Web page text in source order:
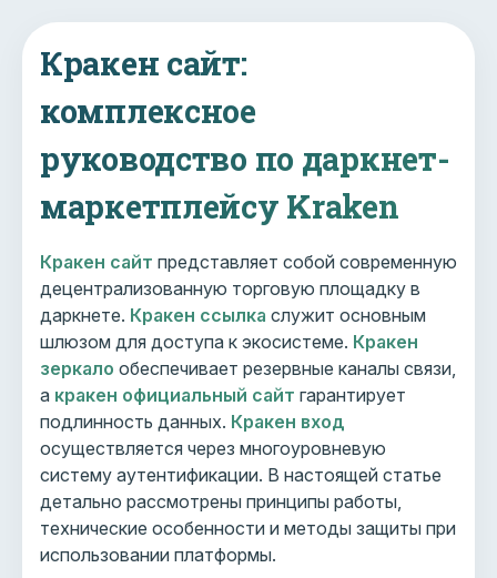
Кракен сайт:
комплексное
руководство по даркнет-
маркетплейсу Kraken
Кракен сайт представляет собой современную
децентрализованную торговую площадку в
даркнете. Кракен ссылка служит основным
шлюзом для доступа к экосистеме. Кракен
зеркало обеспечивает резервные каналы связи,
а кракен официальный сайт гарантирует
подлинность данных. Кракен вход
осуществляется через многоуровневую
систему аутентификации. В настоящей статье
детально рассмотрены принципы работы,
технические особенности и методы защиты при
использовании платформы.